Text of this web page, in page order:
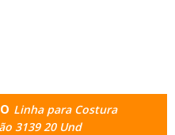
Linha para Costura
3139 20 Und